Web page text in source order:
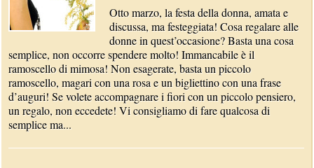
Otto marzo, la festa della donna, amata e
discussa, ma festeggiata! Cosa regalare alle
donne in quest’occasione? Basta una cosa
semplice, non occorre spendere molto! Immancabile è il
ramoscello di mimosa! Non esagerate, basta un piccolo
ramoscello, magari con una rosa e un bigliettino con una frase
d’auguri! Se volete accompagnare i fiori con un piccolo pensiero,
un regalo, non eccedete! Vi consigliamo di fare qualcosa di
semplice ma...